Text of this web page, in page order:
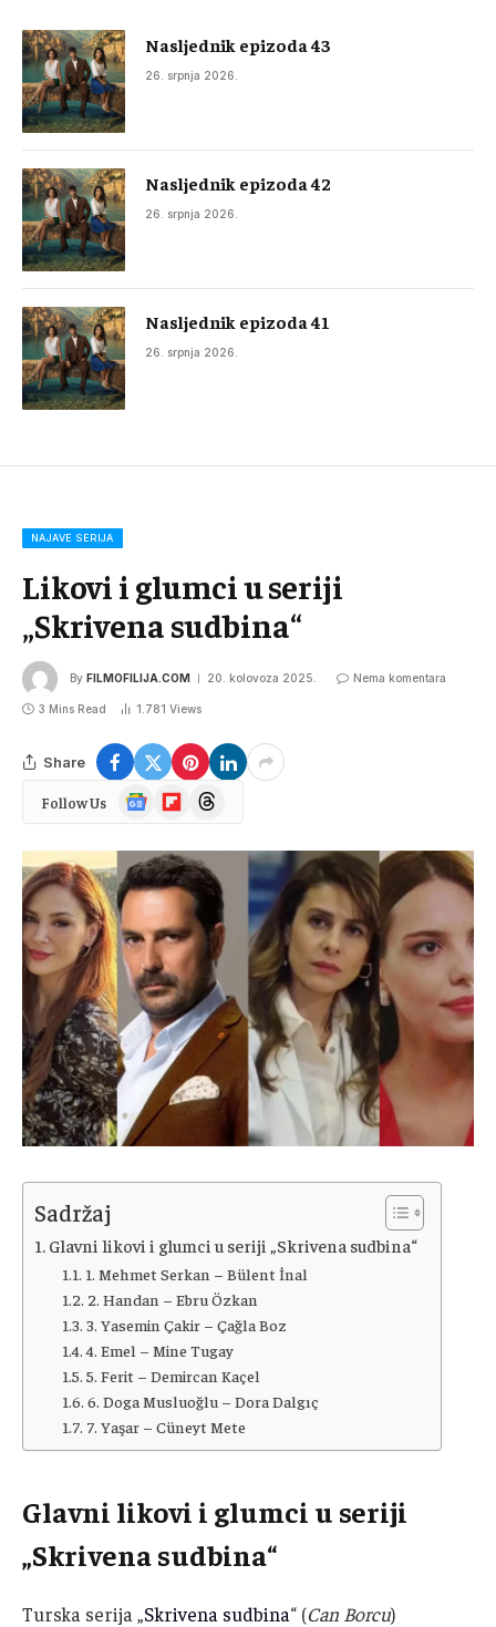
Nasljednik epizoda 43
26. srpnja 2026.
Nasljednik epizoda 42
26. srpnja 2026.
Nasljednik epizoda 41
26. srpnja 2026.
NAJAVE SERIJA
Likovi i glumci u seriji
„Skrivena sudbina“
By FILMOFILIJA.COM 20. kolovoza 2025. Nema komentara
3 Mins Read 1.781 Views
Share
Follow Us
Google
News
FlipboardThreads
Sadržaj
Glavni likovi i glumci u seriji „Skrivena sudbina“
1. Mehmet Serkan – Bülent İnal
2. Handan – Ebru Özkan
3. Yasemin Çakir – Çağla Boz
4. Emel – Mine Tugay
5. Ferit – Demircan Kaçel
6. Doga Musluoğlu – Dora Dalgıç
7. Yaşar – Cüneyt Mete
Glavni likovi i glumci u seriji
„Skrivena sudbina“
Turska serija „Skrivena sudbina“ (Can Borcu)